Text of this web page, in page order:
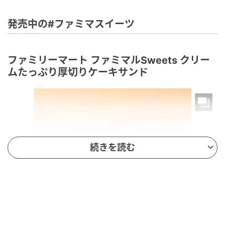
発売中の#ファミマスイーツ
ファミリーマート ファミマルSweets クリー
ムたっぷり厚切りケーキサンド
続きを読む